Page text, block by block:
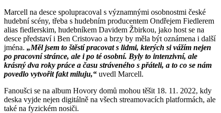
Marcell na desce spolupracoval s významnými osobnostmi české
hudební scény, třeba s hudebním producentem Ondřejem Fiedlerem
alias fiedlerskim, hudebníkem Davidem Žbirkou, jako host se na
desce představí i Ben Cristovao a brzy by měla být oznámena i další
jména. „Měl jsem to štěstí pracovat s lidmi, kterých si vážím nejen
po pracovní stránce, ale i po té osobní. Byly to intenzivní, ale
krásný dva roky práce a času stráveného s přáteli, a to co se nám
povedlo vytvořit fakt miluju,“ uvedl Marcell.
Fanoušci se na album Hovory domů mohou těšit 18. 11. 2022, kdy
deska vyjde nejen digitálně na všech streamovacích platformách, ale
také na fyzickém nosiči.